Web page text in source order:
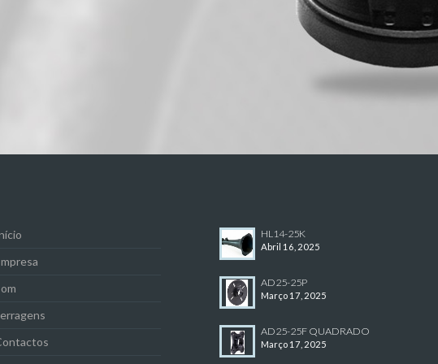
HL14-25K
Abril 16, 2025
AD25-25P
Março 17, 2025
AD25-25F QUADRADO
Março 17, 2025